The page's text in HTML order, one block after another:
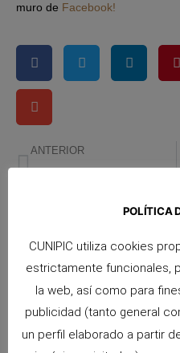
muro de Facebook!
ANTERIOR
POLÍTICA
CUNIPIC utiliza cookies
estrictamente funcionales,
la web, así como para
publicidad (tanto general
un perfil elaborado a partir